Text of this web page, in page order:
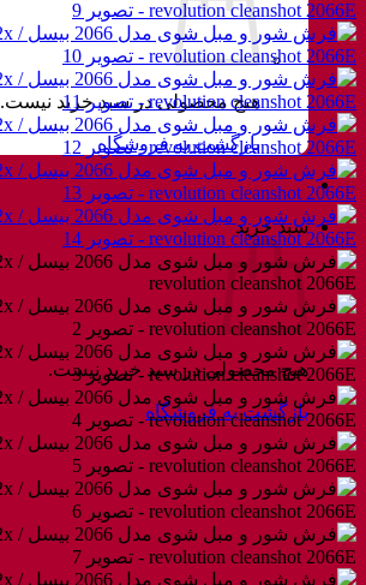
هیچ محصولی در سبد خرید نیست.
بازگشت به فروشگاه
سبد خرید
هیچ محصولی در سبد خرید نیست.
بازگشت به فروشگاه